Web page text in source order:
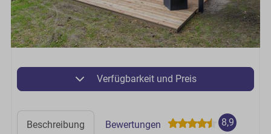
Verfügbarkeit und Preis
Beschreibung Bewertungen 8,9